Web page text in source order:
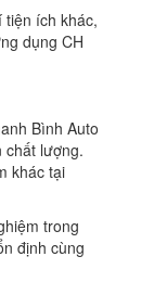
ích khác,
dụng CH
Bình Auto
chất lượng.
khác tại
trong
định cùng